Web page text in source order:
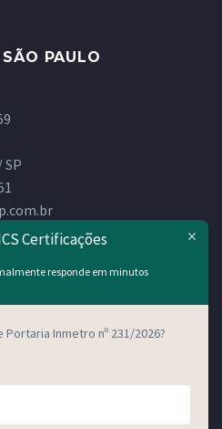
PAULO
SP
ESTADUAIS
Certificações
responde em minutos
Inmetro nº 231/2026?